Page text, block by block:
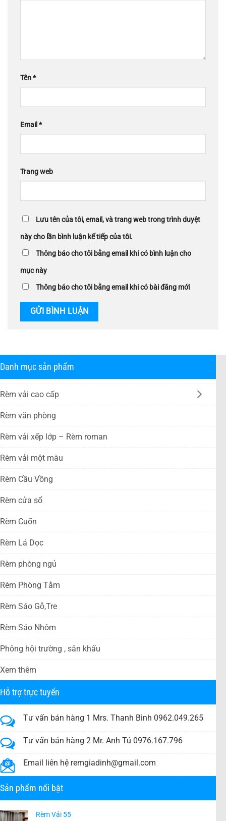
Danh mục sản phẩm
Rèm vải cao cấp
Rèm văn phòng
Rèm vải xếp lớp – Rèm roman
Rèm vải một màu
Rèm Cầu Vồng
Rèm cửa sổ
Rèm Cuốn
Rèm Lá Dọc
Rèm phòng ngủ
Rèm Phòng Tắm
Rèm Sáo Gỗ,Tre
Rèm Sáo Nhôm
Phông hội trường , sân khấu
Xem thêm
Hỗ trợ trực tuyến
Tư vấn bán hàng 1 Mrs. Thanh Bình 0962.049.265
Tư vấn bán hàng 2 Mr. Anh Tú 0976.167.796
Email liên hệ remgiadinh@gmail.com
Sản phẩm nổi bật
Rèm Vải 55
Tên*
Email *
Trang web
Lưu tên của tôi, email, và trang web trong trình duyệt
này cho lần bình luận kế tiếp của tôi.
Thông báo cho tôi bằng email khi có bình luận cho
mục này
Thông báo cho tôi bằng email khi có bài đăng mới